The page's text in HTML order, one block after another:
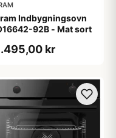
Indbygningsovn
92B - Mat sort
kr